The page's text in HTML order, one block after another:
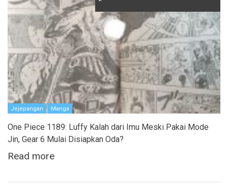
Jejepangan Manga
One Piece 1189: Luffy Kalah dari Imu Meski Pakai Mode
Jin, Gear 6 Mulai Disiapkan Oda?
Read more